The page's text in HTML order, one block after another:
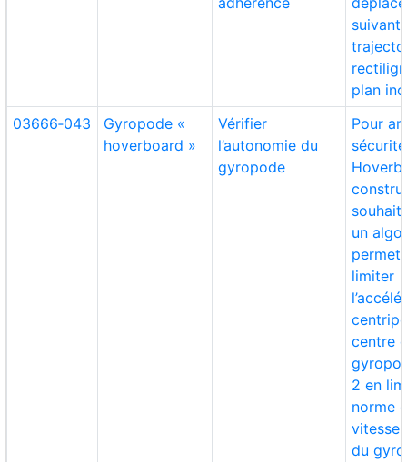
suivant
plan
03666‑043
Gyropode «
hoverboard »
Vérifier
l’autonomie du
gyropode
Pour
un
limiter
centre
2 en
norme
vitesse
du